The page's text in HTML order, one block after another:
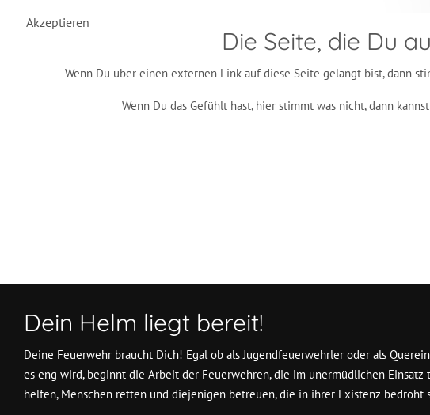
Die Seite, die Du
Wenn Du über einen externen Link auf diese Seite gelangt bist, dann
Wenn Du das Gefühlt hast, hier stimmt was nicht, dann
Dein Helm liegt bereit!
Deine Feuerwehr braucht Dich! Egal ob als Jugendfeuerwehrler oder als
es eng wird, beginnt die Arbeit der Feuerwehren, die im unermüdlichen Einsatz
helfen, Menschen retten und diejenigen betreuen, die in ihrer Existenz bedroht
Akzeptieren